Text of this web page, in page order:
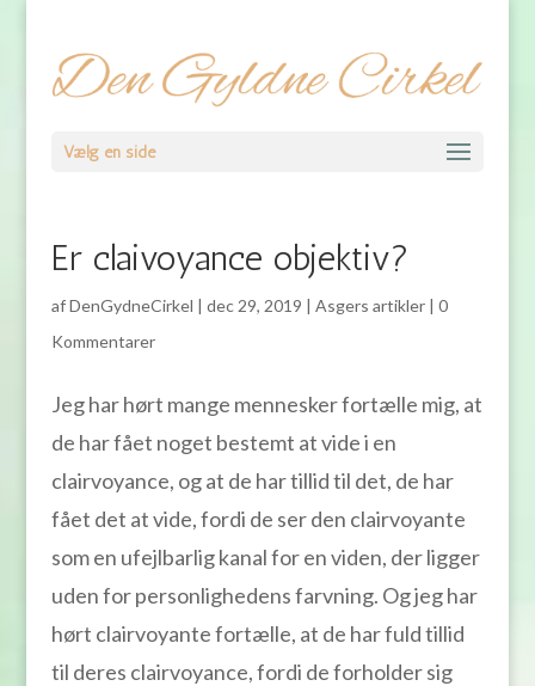
Vælg en side
Er claivoyance objektiv?
afDenGydneCirkel | dec 29, 2019 | Asgers artikler| 0
Kommentarer
Jeg har hørt mange mennesker fortælle mig, at
de har fået noget bestemt at vide i en
clairvoyance, og at de har tillid til det, de har
fået det at vide, fordi de ser den clairvoyante
som en ufejlbarlig kanal for en viden, der ligger
uden for personlighedens farvning. Og jeg har
hørt clairvoyante fortælle, at de har fuld tillid
til deres clairvoyance, fordi de forholder sig